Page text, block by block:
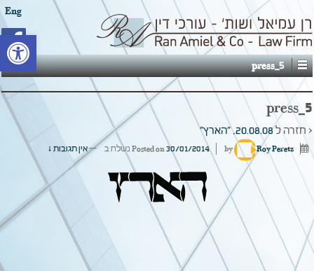
פתח
press_5
Eng
press_5
‹ חזרה ל20.08.08, "הארץ"
Posted on30/01/2014 by Roy Peretz נשלח ב —אין תגובות ↓